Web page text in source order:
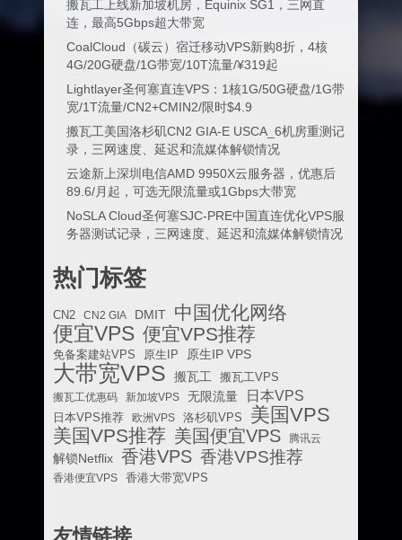
搬瓦工上线新加坡机房，Equinix SG1，三网直
连，最高5Gbps超大带宽
CoalCloud（碳云）宿迁移动VPS新购8折，4核
4G/20G硬盘/1G带宽/10T流量/¥319起
Lightlayer圣何塞直连VPS：1核1G/50G硬盘/1G带
宽/1T流量/CN2+CMIN2/限时$4.9
搬瓦工美国洛杉矶CN2 GIA-E USCA_6机房重测记
录，三网速度、延迟和流媒体解锁情况
云途新上深圳电信AMD 9950X云服务器，优惠后
89.6/月起，可选无限流量或1Gbps大带宽
NoSLA Cloud圣何塞SJC-PRE中国直连优化VPS服
务器测试记录，三网速度、延迟和流媒体解锁情况
热门标签
CN2 CN2 GIA DMIT 中国优化网络
便宜VPS 便宜VPS推荐
免备案建站VPS 原生IP 原生IP VPS
大带宽VPS 搬瓦工
搬瓦工VPS
搬瓦工优惠码
新加坡VPS 无限流量 日本VPS
日本VPS推荐 欧洲VPS 洛杉矶VPS 美国VPS
美国VPS推荐 美国便宜VPS 腾讯云
解锁Netflix 香港VPS 香港VPS推荐
香港便宜VPS 香港大带宽VPS